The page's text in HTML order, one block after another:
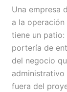
Una empresa
a la
tiene un patio:
portería de
del negocio
administrativo
fuera del